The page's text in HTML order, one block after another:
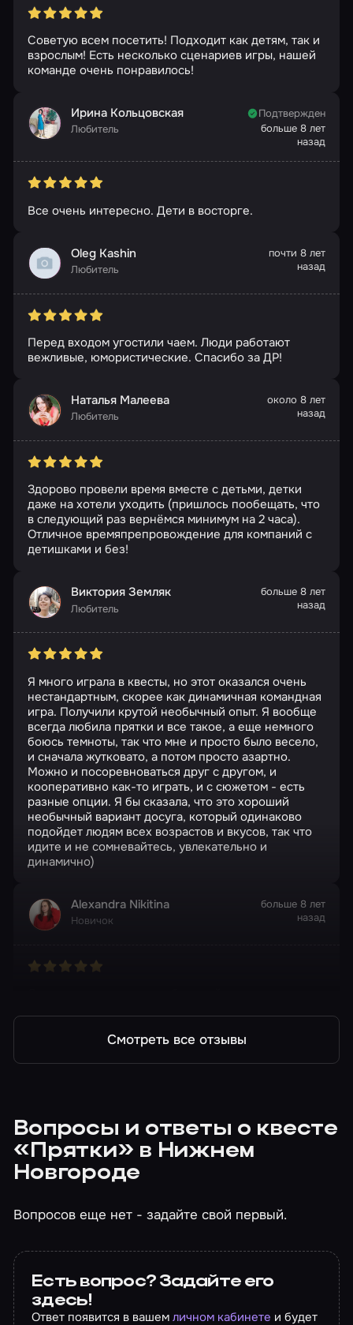
Советую всем посетить! Подходит как детям, так и
взрослым! Есть несколько сценариев игры, нашей
команде очень понравилось!
Ирина Кольцовская
Любитель
Подтвержден
больше 8 лет
назад
Все очень интересно. Дети в восторге.
Oleg Kashin
Любитель
почти 8 лет
назад
Перед входом угостили чаем. Люди работают
вежливые, юмористические. Спасибо за ДР!
Наталья Малеева
Любитель
около 8 лет
назад
Здорово провели время вместе с детьми, детки
даже на хотели уходить (пришлось пообещать, что
в следующий раз вернёмся минимум на 2 часа).
Отличное времяпрепровождение для компаний с
детишками и без!
Виктория Земляк
Любитель
больше 8 лет
назад
Я много играла в квесты, но этот оказался очень
нестандартным, скорее как динамичная командная
игра. Получили крутой необычный опыт. Я вообще
всегда любила прятки и все такое, а еще немного
боюсь темноты, так что мне и просто было весело,
и сначала жутковато, а потом просто азартно.
Можно и посоревноваться друг с другом, и
кооперативно как-то играть, и с сюжетом - есть
разные опции. Я бы сказала, что это хороший
необычный вариант досуга, который одинаково
подойдет людям всех возрастов и вкусов, так что
идите и не сомневайтесь, увлекательно и
динамично)
Alexandra Nikitina
Новичок
больше 8 лет
назад
Смотреть все отзывы
Вопросы и ответы о квесте
«Прятки» в Нижнем
Новгороде
Вопросов еще нет - задайте свой первый.
Есть вопрос? Задайте его
здесь!
Ответ появится в вашемличном кабинете и будет